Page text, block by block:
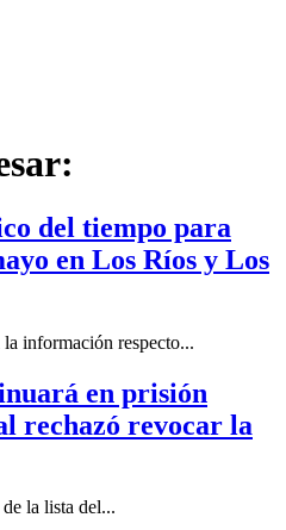
del tiempo para
en Los Ríos y Los
información respecto...
en prisión
rechazó revocar la
la lista del...